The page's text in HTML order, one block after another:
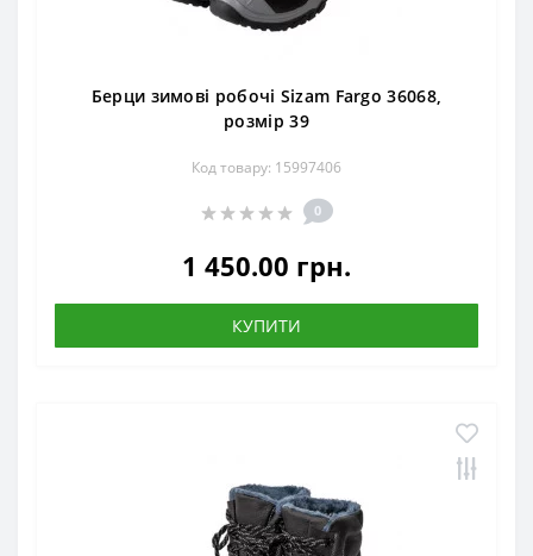
Берци зимові робочі Sizam Fargo 36068,
розмір 39
Код товару: 15997406
0
1 450.00 грн.
КУПИТИ